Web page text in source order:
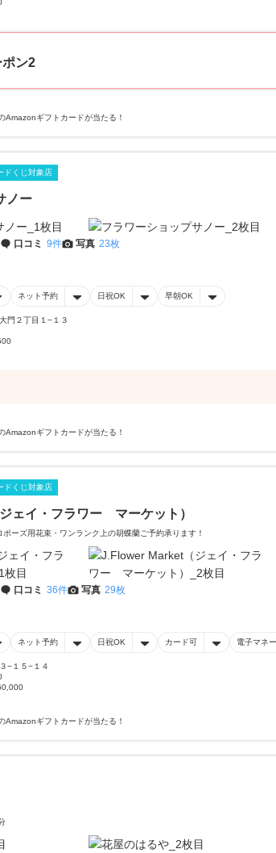
ン2
ギフトカードが当たる！
ドくじ対象店
ノー
口コミ 9件 写真 23枚
ネット予約 日祝OK 早朝OK
門２丁目１−１３
ギフトカードが当たる！
ドくじ対象店
ェイ・フラワー マーケット）
ーズ用花束・ワンランク上の胡蝶蘭ご予約承ります！
口コミ 36件 写真 29枚
ネット予約 日祝OK カード可 電子マネ
−１５−１４
ギフトカードが当たる！